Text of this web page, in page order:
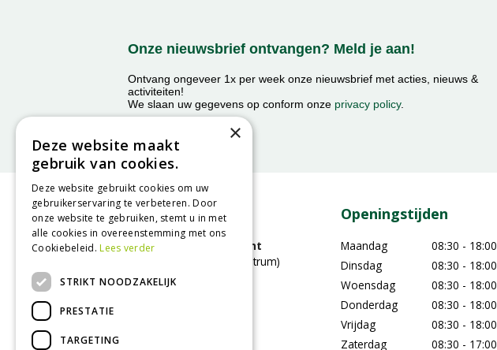
Onze nieuwsbrief ontvangen? Meld je aan!
Ontvang ongeveer 1x per week onze nieuwsbrief met acties, nieuws &
activiteiten!
We slaan uw gegevens op conform onze privacy policy.
Contact
GroenRijk Bergambacht
(voorheen Stouts tuincentrum)
Benedenberg 21A
Openingstijden
Maandag
08:30 - 18:00
Dinsdag
08:30 - 18:00
Woensdag
08:30 - 18:00
Donderdag
08:30 - 18:00
Vrijdag
08:30 - 18:00
Zaterdag
08:30 - 17:00
×
Deze website maakt
gebruik van cookies.
Deze website gebruikt cookies om uw
gebruikerservaring te verbeteren. Door
onze website te gebruiken, stemt u in met
alle cookies in overeenstemming met ons
Cookiebeleid.Lees verder
STRIKT NOODZAKELIJK
PRESTATIE
TARGETING